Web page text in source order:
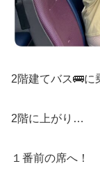
2階建てバス🚌に
2階に上がり…
１番前の席へ！